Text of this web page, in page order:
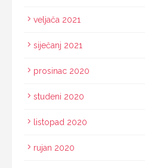
veljača 2021
siječanj 2021
prosinac 2020
studeni 2020
listopad 2020
rujan 2020